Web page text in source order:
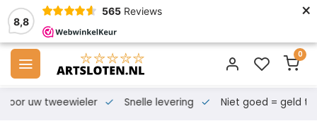
8,8
565 Reviews ×
0
voor uw tweewieler Snelle levering Niet goed = geld